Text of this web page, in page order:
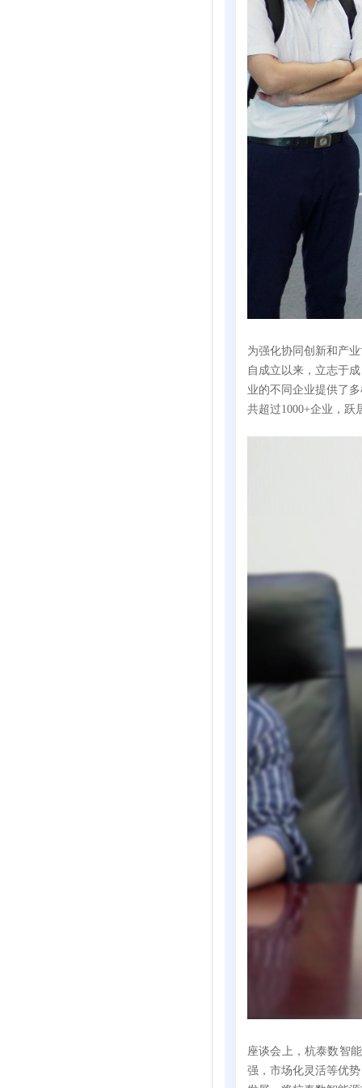
为强化协同创新和产
自成立以来，立志于
业的不同企业提供了
共超过1000+企业，跃
座谈会上，杭泰数智
强，市场化灵活等优